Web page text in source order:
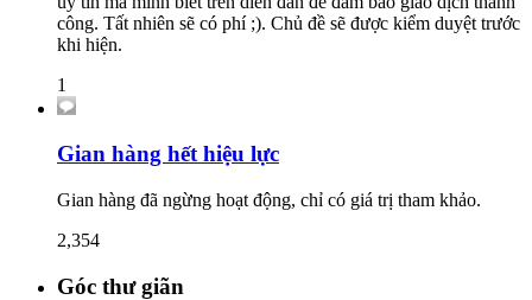
công. Tất nhiên sẽ có phí ;). Chủ đề sẽ được kiểm duyệt trước
khi hiện.
1
Gian hàng hết hiệu lực
Gian hàng đã ngừng hoạt động, chỉ có giá trị tham khảo.
2,354
Góc thư giãn